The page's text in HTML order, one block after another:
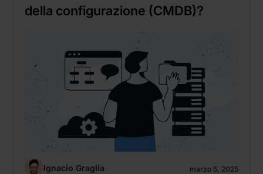
della configurazione (CMDB)?
Ignacio Graglia marzo 5, 2025